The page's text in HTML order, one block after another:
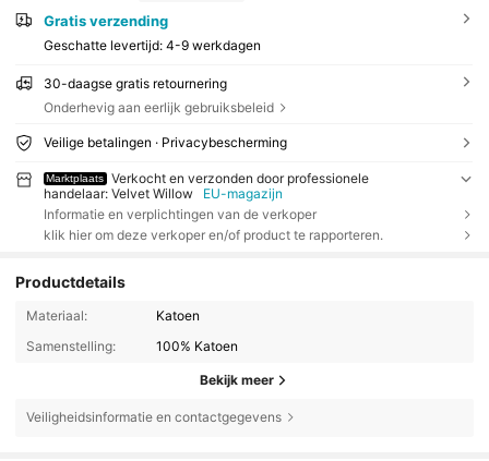
Gratis verzending
Geschatte levertijd: 4-9 werkdagen
30-daagse gratis retournering
Onderhevig aan eerlijk gebruiksbeleid
Veilige betalingen · Privacybescherming
Marktplaats
Verkocht en verzonden door professionele
handelaar: Velvet Willow
EU-magazijn
Informatie en verplichtingen van de verkoper
klik hier om deze verkoper en/of product te rapporteren.
Productdetails
Materiaal:
Katoen
Samenstelling:
100% Katoen
Bekijk meer
Veiligheidsinformatie en contactgegevens